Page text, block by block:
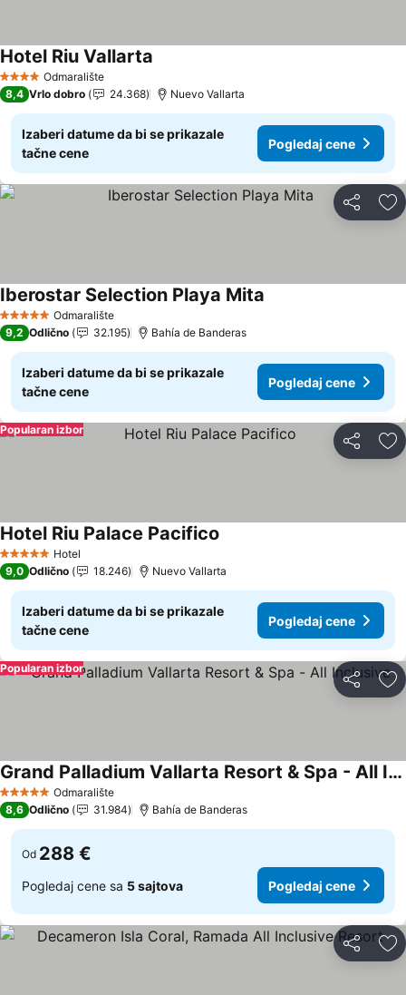
4 ZvezdiceOdmaralište
Hotel Riu Vallarta
8,4 Vrlo dobro 24.368 Nuevo Vallarta
Izaberi datume da bi se prikazale
tačne cene
Pogledaj cene
Deli
5 ZvezdiceOdmaralište
Iberostar Selection Playa Mita
9,2 Odlično 32.195 Bahía de Banderas
Izaberi datume da bi se prikazale
tačne cene
Pogledaj cene
Deli
Popularan izbor
5 ZvezdiceHotel
Hotel Riu Palace Pacifico
9,0 Odlično 18.246 Nuevo Vallarta
Izaberi datume da bi se prikazale
tačne cene
Pogledaj cene
Deli
Popularan izbor
5 ZvezdiceOdmaralište
Grand Palladium Vallarta Resort & Spa - All Inclusive
Pogledaj cene
8,6 Odlično 31.984 Bahía de Banderas
Od 288 €
Pogledaj cene sa 5 sajtova Pogledaj cene
Deli